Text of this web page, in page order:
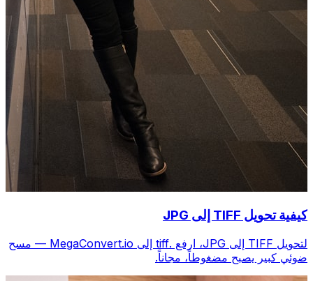
كيفية تحويل TIFF إلى JPG
لتحويل TIFF إلى JPG، ارفع .tiff إلى MegaConvert.io — مسح
ضوئي كبير يصبح مضغوطاً، مجاناً.